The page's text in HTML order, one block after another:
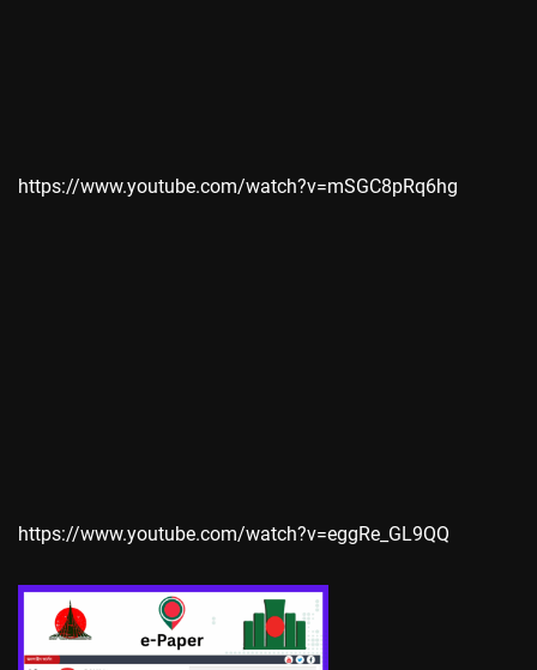
https://www.youtube.com/watch?v=mSGC8pRq6hg
https://www.youtube.com/watch?v=eggRe_GL9QQ